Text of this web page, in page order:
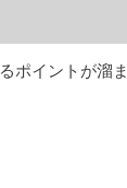
ポイントが溜ま